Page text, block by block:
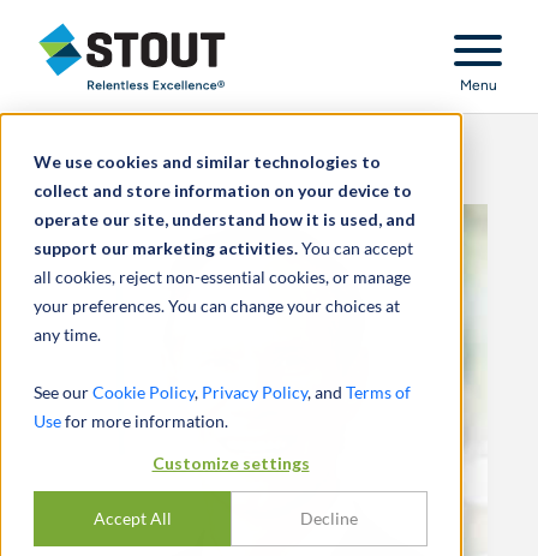
We use cookies and similar technologies to
collect and store information on your device to
operate our site, understand how it is used, and
support our marketing activities.You can accept
all cookies, reject non-essential cookies, or manage
your preferences. You can change your choices at
any time.
See ourCookie Policy, Privacy Policy, and Terms of
Usefor more information.
Customize settings
Accept All Decline
Stout Relentless Excellence
Menu